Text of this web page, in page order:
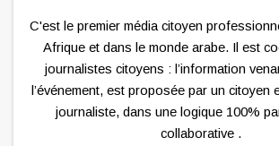
C'est le premier média citoyen
Afrique et dans le monde arabe. Il est
journalistes citoyens : l’information
l’événement, est proposée par un citoyen
journaliste, dans une logique 100%
collaborative .